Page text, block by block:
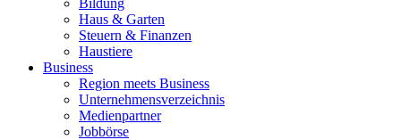
Bildung
Haus & Garten
Steuern & Finanzen
Haustiere
Business
Region meets Business
Unternehmensverzeichnis
Medienpartner
Jobbörse